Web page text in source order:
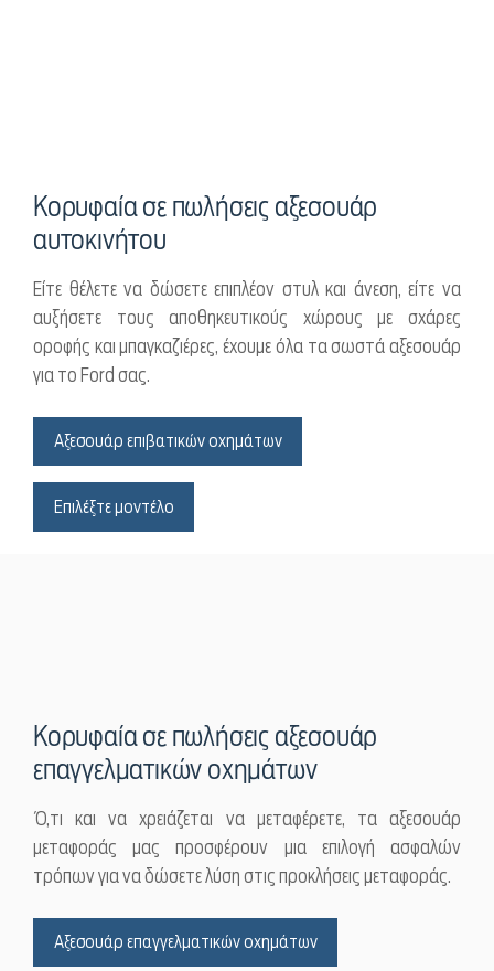
Κορυφαία σε πωλήσεις αξεσουάρ
αυτοκινήτου
Είτε θέλετε να δώσετε επιπλέον στυλ και άνεση, είτε να
αυξήσετε τους αποθηκευτικούς χώρους με σχάρες
οροφής και μπαγκαζιέρες, έχουμε όλα τα σωστά αξεσουάρ
για το Ford σας.
Αξεσουάρ επιβατικών οχημάτων
Επιλέξτε μοντέλο
Κορυφαία σε πωλήσεις αξεσουάρ
επαγγελματικών οχημάτων
Ό,τι και να χρειάζεται να μεταφέρετε, τα αξεσουάρ
μεταφοράς μας προσφέρουν μια επιλογή ασφαλών
τρόπων για να δώσετε λύση στις προκλήσεις μεταφοράς.
Αξεσουάρ επαγγελματικών οχημάτων